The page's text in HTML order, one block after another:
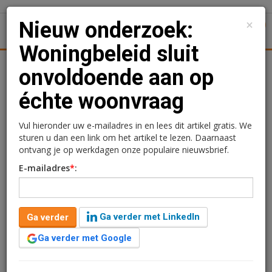
Uitgelicht Achtergronden
Nieuw onderzoek:
Woningbeleid sluit
onvoldoende aan op
échte woonvraag
Redactie
23 maart 2026 om 15:32
5 maanden geleden aangepast
4 minuten leestijd
Woningbouwbeleid in Nederland sluit nog
×
Nieuw onderzoek:
Woningbeleid sluit
onvoldoende aan op
échte woonvraag
Vul hieronder uw e-mailadres in en lees dit artikel gratis. We
sturen u dan een link om het artikel te lezen. Daarnaast
ontvang je op werkdagen onze populaire nieuwsbrief.
E-mailadres*:
Ga verder
Ga verder met LinkedIn
Ga verder met Google